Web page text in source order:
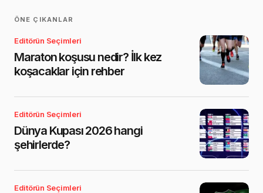
ÖNE ÇIKANLAR
Editörün Seçimleri
Maraton koşusu nedir? İlk kez
koşacaklar için rehber
Editörün Seçimleri
Dünya Kupası 2026 hangi
şehirlerde?
Editörün Seçimleri